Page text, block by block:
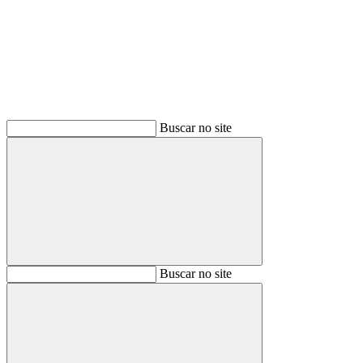
Buscar no site
BuscarBuscar no site